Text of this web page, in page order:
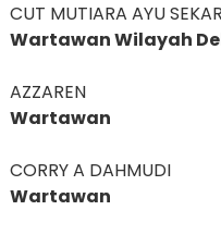
CUT MUTIARA AYU
Wartawan Wilayah
AZZAREN
Wartawan
CORRY A DAHMUDI
Wartawan